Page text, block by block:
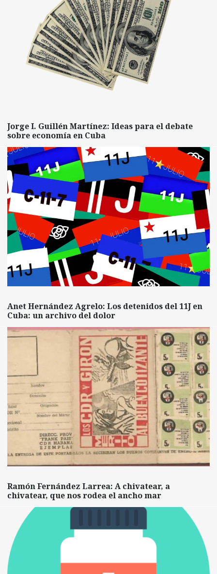
Jorge I. Guillén Martínez: Ideas para el debate
sobre economía en Cuba
Anet Hernández Agrelo: Los detenidos del 11J en
Cuba: un archivo del dolor
Ramón Fernández Larrea: A chivatear, a
chivatear, que nos rodea el ancho mar